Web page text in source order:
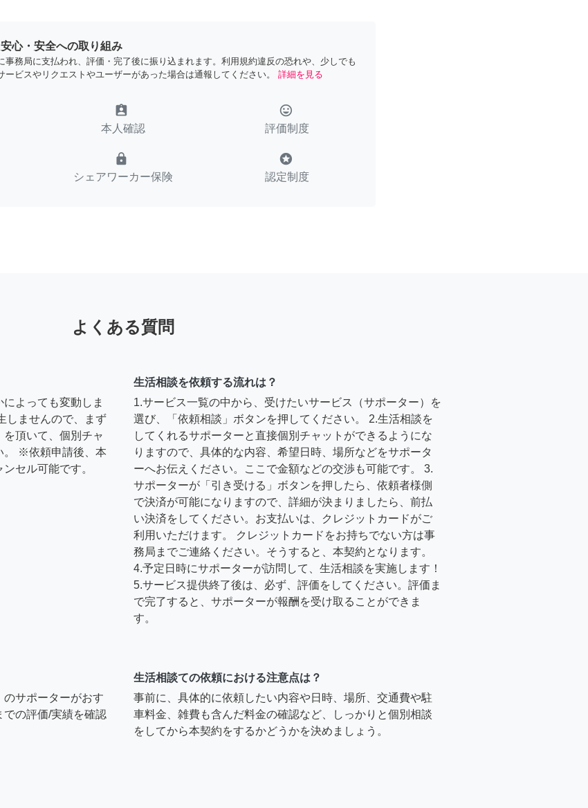
心・安全への取り組み
事務局に支払われ、評価・完了後に振り込まれます。利用規約違反の恐れや、少しでも
ービスやリクエストやユーザーがあった場合は通報してください。
詳細を見る
assignment_ind
本人確認
tag_faces
評価制度
lock
シェアワーカー保険
stars
認定制度
よくある質問
よっても変動しま
しませんので、まず
頂いて、個別チャ
。 ※依頼申請後、本
セル可能です。
生活相談を依頼する流れは？
1.サービス一覧の中から、受けたいサービス（サポーター）を
選び、「依頼相談」ボタンを押してください。 2.生活相談を
してくれるサポーターと直接個別チャットができるようにな
りますので、具体的な内容、希望日時、場所などをサポータ
ーへお伝えください。ここで金額などの交渉も可能です。 3.
サポーターが「引き受ける」ボタンを押したら、依頼者様側
で決済が可能になりますので、詳細が決まりましたら、前払
い決済をしてください。お支払いは、クレジットカードがご
利用いただけます。 クレジットカードをお持ちでない方は事
務局までご連絡ください。そうすると、本契約となります。
4.予定日時にサポーターが訪問して、生活相談を実施します！
5.サービス提供終了後は、必ず、評価をしてください。評価ま
で完了すると、サポーターが報酬を受け取ることができま
す。
のサポーターがおす
の評価/実績を確認
生活相談ての依頼における注意点は？
事前に、具体的に依頼したい内容や日時、場所、交通費や駐
車料金、雑費も含んだ料金の確認など、しっかりと個別相談
をしてから本契約をするかどうかを決めましょう。